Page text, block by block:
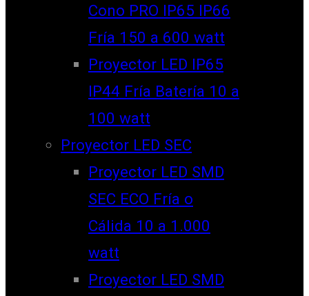
Cono PRO IP65 IP66
Fría 150 a 600 watt
Proyector LED IP65
IP44 Fría Batería 10 a
100 watt
Proyector LED SEC
Proyector LED SMD
SEC ECO Fría o
Cálida 10 a 1.000
watt
Proyector LED SMD